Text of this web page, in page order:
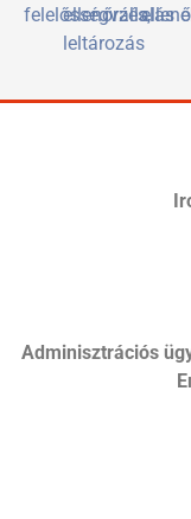
felelősségvállalás
ellenőrzés,
leltározás
Adminisztrációs